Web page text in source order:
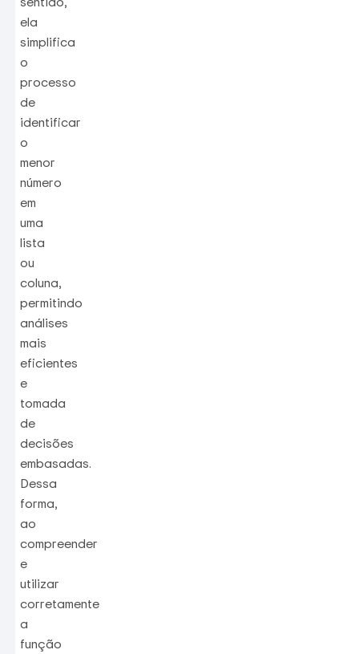
ela
simplifica
o
processo
de
identificar
o
menor
número
em
uma
lista
ou
coluna,
permitindo
análises
mais
eficientes
e
tomada
de
decisões
embasadas.
Dessa
forma,
ao
compreender
e
utilizar
corretamente
a
função